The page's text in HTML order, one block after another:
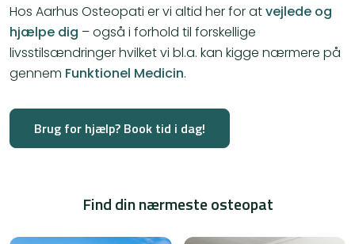
Hos Aarhus Osteopati er vi altid her for atvejlede og
hjælpe dig – også i forhold til forskellige
livsstilsændringer hvilket vi bl.a. kan kigge nærmere på
gennem Funktionel Medicin.
Brug for hjælp? Book tid i dag!
Find din nærmeste osteopat